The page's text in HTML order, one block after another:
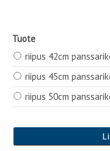
Tuote
riipus 42cm
riipus 45cm
riipus 50cm